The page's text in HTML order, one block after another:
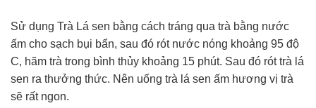
Sử dụng Trà Lá sen bằng cách tráng qua trà bằng nước
ấm cho sạch bụi bẩn, sau đó rót nước nóng khoảng 95 độ
C, hãm trà trong bình thủy khoảng 15 phút. Sau đó rót trà lá
sen ra thưởng thức. Nên uống trà lá sen ấm hương vị trà
sẽ rất ngon.